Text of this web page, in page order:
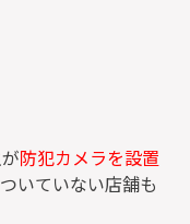
防犯カメラを設置
いていない店舗も